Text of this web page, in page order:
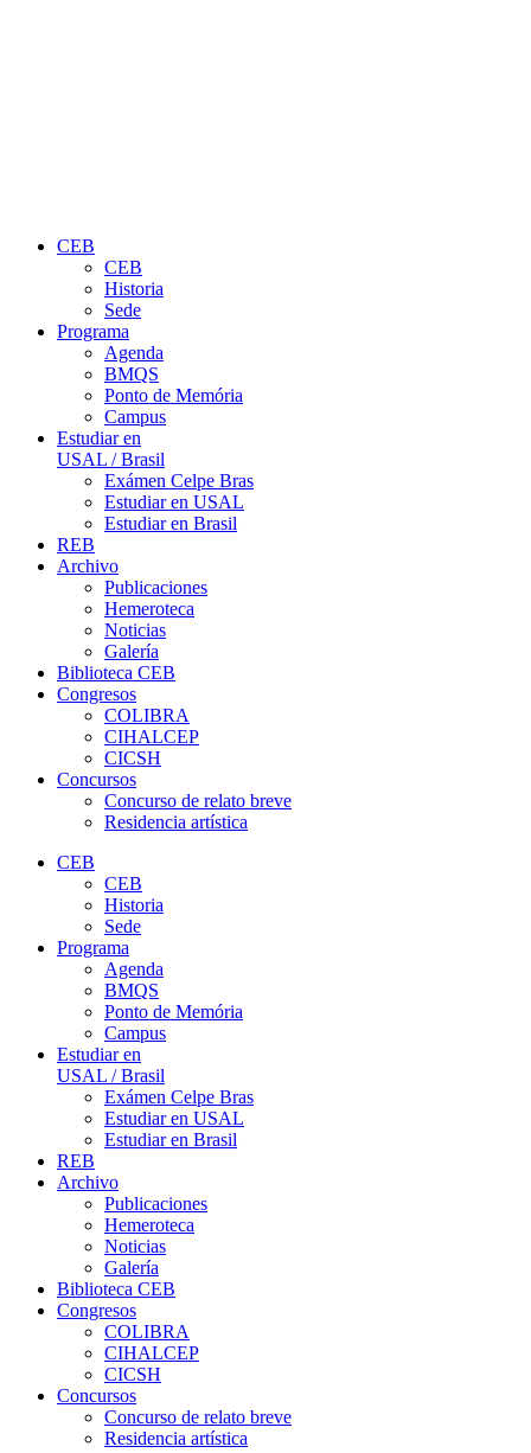
CEB
CEB
Historia
Sede
Programa
Agenda
BMQS
Ponto de Memória
Campus
Estudiar en
USAL / Brasil
Exámen Celpe Bras
Estudiar en USAL
Estudiar en Brasil
REB
Archivo
Publicaciones
Hemeroteca
Noticias
Galería
Biblioteca CEB
Congresos
COLIBRA
CIHALCEP
CICSH
Concursos
Concurso de relato breve
Residencia artística
CEB
CEB
Historia
Sede
Programa
Agenda
BMQS
Ponto de Memória
Campus
Estudiar en
USAL / Brasil
Exámen Celpe Bras
Estudiar en USAL
Estudiar en Brasil
REB
Archivo
Publicaciones
Hemeroteca
Noticias
Galería
Biblioteca CEB
Congresos
COLIBRA
CIHALCEP
CICSH
Concursos
Concurso de relato breve
Residencia artística